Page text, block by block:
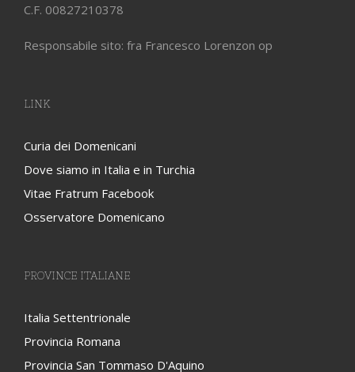
C.F. 00827210378
Responsabile sito: fra Francesco Lorenzon op
LINK
Curia dei Domenicani
Dove siamo in Italia e in Turchia
Vitae Fratrum Facebook
Osservatore Domenicano
PROVINCE ITALIANE
Italia Settentrionale
Provincia Romana
Provincia San Tommaso D'Aquino